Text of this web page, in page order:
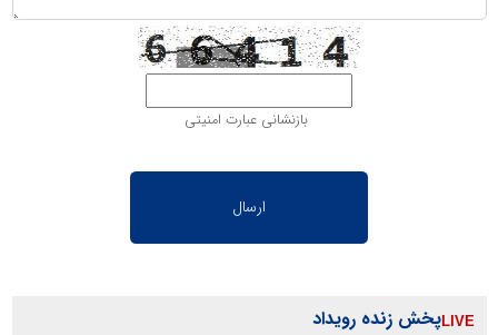
بازنشانی عبارت امنیتی
پخش زنده رویداد